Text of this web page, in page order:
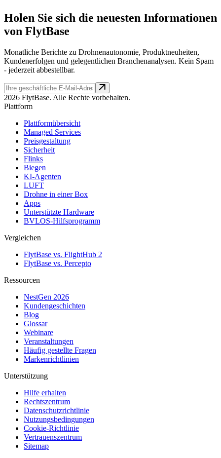
Holen Sie sich die neuesten Informationen
von FlytBase
Monatliche Berichte zu Drohnenautonomie, Produktneuheiten,
Kundenerfolgen und gelegentlichen Branchenanalysen. Kein Spam
- jederzeit abbestellbar.
2026 FlytBase. Alle Rechte vorbehalten.
Plattform
Plattformübersicht
Managed Services
Preisgestaltung
Sicherheit
Flinks
Biegen
KI-Agenten
LUFT
Drohne in einer Box
Apps
Unterstützte Hardware
BVLOS-Hilfsprogramm
Vergleichen
FlytBase vs. FlightHub 2
FlytBase vs. Percepto
Ressourcen
NestGen 2026
Kundengeschichten
Blog
Glossar
Webinare
Veranstaltungen
Häufig gestellte Fragen
Markenrichtlinien
Unterstützung
Hilfe erhalten
Rechtszentrum
Datenschutzrichtlinie
Nutzungsbedingungen
Cookie-Richtlinie
Vertrauenszentrum
Sitemap